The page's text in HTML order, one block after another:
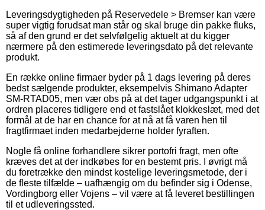
Leveringsdygtigheden på Reservedele > Bremser kan være
super vigtig forudsat man står og skal bruge din pakke fluks,
så af den grund er det selvfølgelig aktuelt at du kigger
nærmere på den estimerede leveringsdato på det relevante
produkt.
En række online firmaer byder på 1 dags levering på deres
bedst sælgende produkter, eksempelvis Shimano Adapter
SM-RTAD05, men vær obs på at det tager udgangspunkt i at
ordren placeres tidligere end et fastslået klokkeslæt, med det
formål at de har en chance for at nå at få varen hen til
fragtfirmaet inden medarbejderne holder fyraften.
Nogle få online forhandlere sikrer portofri fragt, men ofte
kræves det at der indkøbes for en bestemt pris. I øvrigt må
du foretrække den mindst kostelige leveringsmetode, der i
de fleste tilfælde – uafhængig om du befinder sig i Odense,
Vordingborg eller Vojens – vil være at få leveret bestillingen
til et udleveringssted.